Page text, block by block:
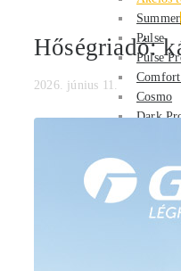
Summer
Pulse
Pulse
Cosmo
Dark
Winter
PRESTIGE
Hőségriadó:
2026. június 11.